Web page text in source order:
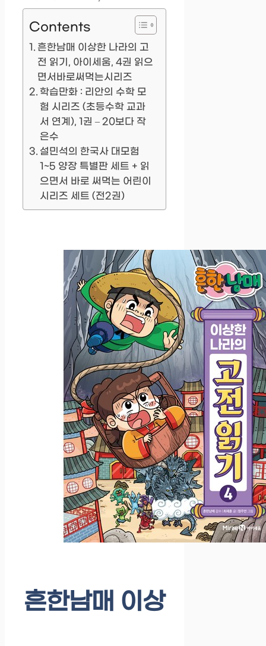
Contents
흔한남매 이상한 나라의 고
전 읽기, 아이세움, 4권 읽으
면서바로써먹는시리즈
학습만화 : 리안의 수학 모
험 시리즈 (초등수학 교과
서 연계), 1권 – 20보다 작
은수
설민석의 한국사 대모험
1~5 양장 특별판 세트 + 읽
으면서 바로 써먹는 어린이
시리즈 세트 (전2권)
흔한남매 이상